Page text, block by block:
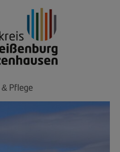
& Pflege